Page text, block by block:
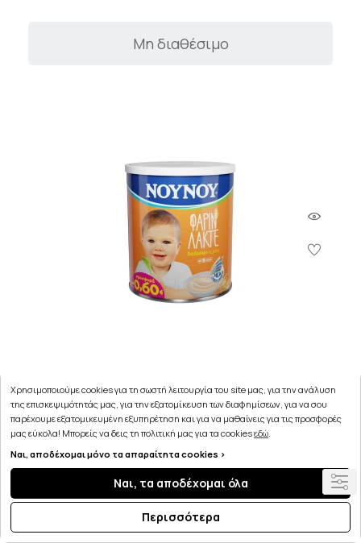
Μη διαθέσιμο
ΝΟΥΝΟΥ Φαρίν Λακτέ 300gr
2.84€
Μη διαθέσιμο
Χρησιμοποιούμε cookies για τη σωστή λειτουργία του site μας, για την ανάλυση
της επισκεψιμότητάς μας, για την εξατομίκευση των διαφημίσεων, για να σου
παρέχουμε εξατομικευμένη εξυπηρέτηση και για να μαθαίνεις για τις προσφορές
μας εύκολα! Μπορείς να δεις τη πολιτική μας για τα cookiesεδώ.
Ναι, αποδέχομαι μόνο τα απαραίτητα cookies >
Ναι, τα αποδέχομαι όλα
Περισσότερα